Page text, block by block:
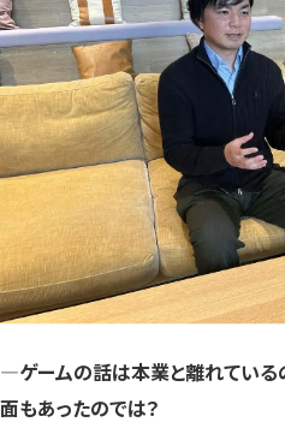
―ゲームの話は本業と離れている
面もあったのでは？